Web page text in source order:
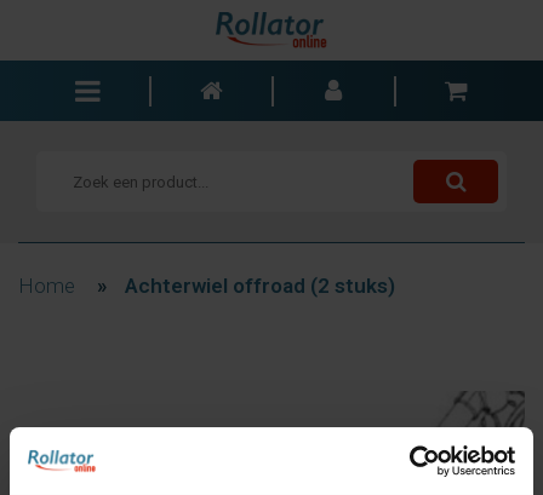
Rolstoelen
Wisselstukken
Home » Achterwiel offroad (2 stuks)